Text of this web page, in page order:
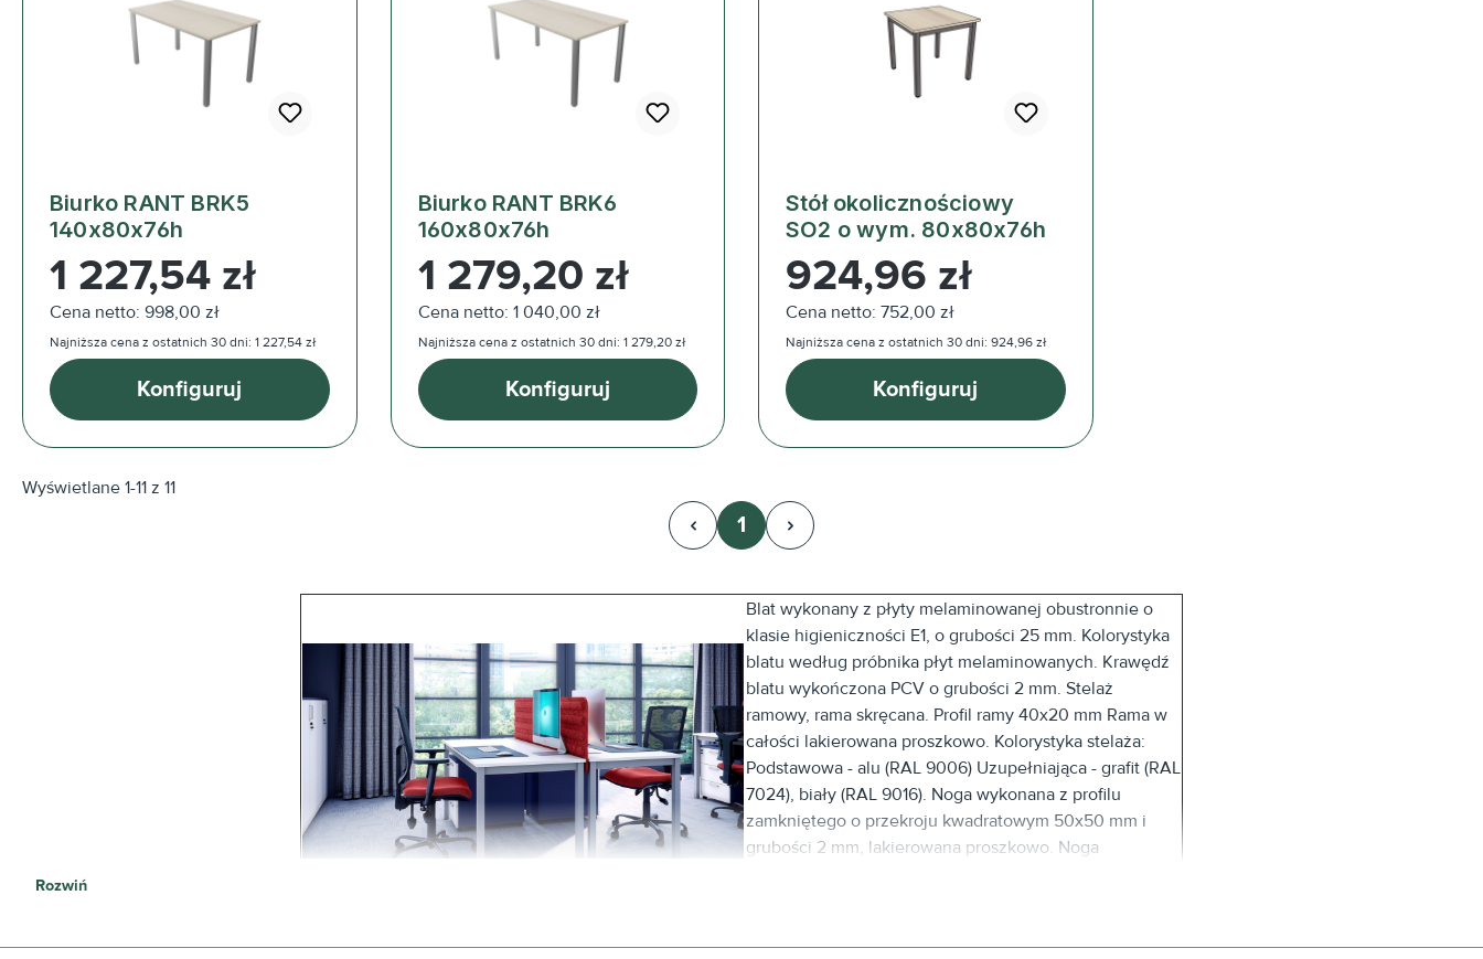
Biurko RANT BRK5
140x80x76h
Cena regularna:
1 227,54 zł
Cena netto: 998,00 zł
Najniższa cena z ostatnich 30 dni: 1 227,54 zł
Konfiguruj
Biurko RANT BRK6
160x80x76h
Cena regularna:
1 279,20 zł
Cena netto: 1 040,00 zł
Najniższa cena z ostatnich 30 dni: 1 279,20 zł
Konfiguruj
Stół okolicznościowy
SO2 o wym. 80x80x76h
Cena regularna:
924,96 zł
Cena netto: 752,00 zł
Najniższa cena z ostatnich 30 dni: 924,96 zł
Konfiguruj
Wyświetlane 1-11 z 11
Strona
1
Blat wykonany z płyty melaminowanej obustronnie o
klasie higieniczności E1, o grubości 25 mm. Kolorystyka
blatu według próbnika płyt melaminowanych. Krawędź
blatu wykończona PCV o grubości 2 mm. Stelaż
ramowy, rama skręcana. Profil ramy 40x20 mm Rama w
całości lakierowana proszkowo. Kolorystyka stelaża:
Podstawowa - alu (RAL 9006) Uzupełniająca - grafit (RAL
7024), biały (RAL 9016). Noga wykonana z profilu
zamkniętego o przekroju kwadratowym 50x50 mm i
grubości 2 mm, lakierowana proszkowo. Noga
Rozwiń